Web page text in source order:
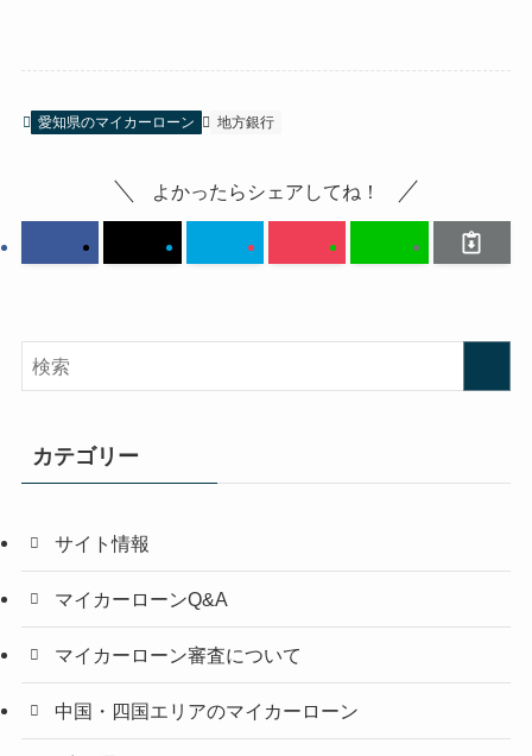
愛知県のマイカーローン 地方銀行
よかったらシェアしてね！
カテゴリー
サイト情報
マイカーローンQ&A
マイカーローン審査について
中国・四国エリアのマイカーローン